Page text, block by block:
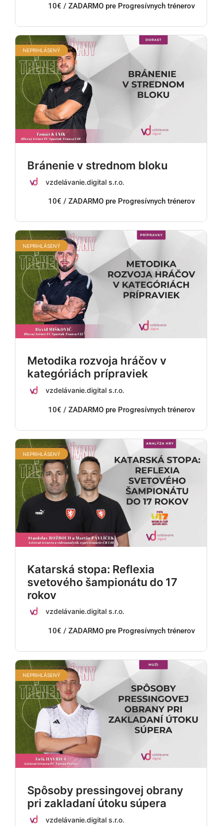
10€ / ZADARMO pre Progresívnych trénerov
NEPRIHLÁSENÝ
Bránenie v strednom bloku
vzdelávanie.digital s.r.o.
10€ / ZADARMO pre Progresívnych trénerov
NEPRIHLÁSENÝ
Metodika rozvoja hráčov v
kategóriách prípraviek
vzdelávanie.digital s.r.o.
10€ / ZADARMO pre Progresívnych trénerov
NEPRIHLÁSENÝ
Katarská stopa: Reflexia
svetového šampionátu do 17
rokov
vzdelávanie.digital s.r.o.
10€ / ZADARMO pre Progresívnych trénerov
NEPRIHLÁSENÝ
Spôsoby pressingovej obrany
pri zakladaní útoku súpera
vzdelávanie.digital s.r.o.